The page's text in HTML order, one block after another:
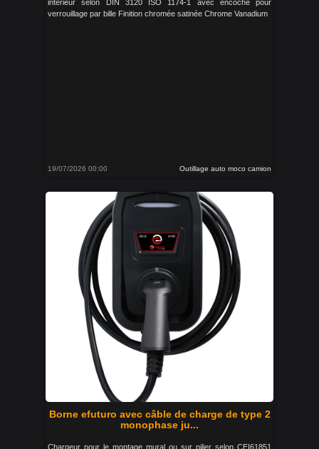
intérieur selon DIN 3120 ISO 1174-1 avec encoche pour
verrouillage par bille Finition chromée satinée Chrome Vanadium
19/07/2026 00:00 Outillage auto moco camion
Borne efuturo avec câble de charge de type 2
monophase ju...
Chargeur pour le montage mural ou sur pilier selon CEI61851